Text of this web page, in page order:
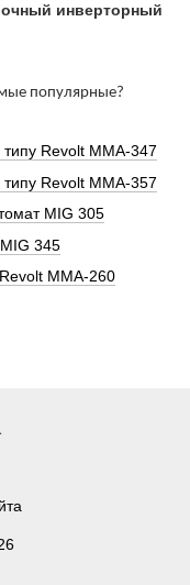
инверторный
популярные?
Revolt MMA-347
Revolt MMA-357
MIG 305
345
MMA-260